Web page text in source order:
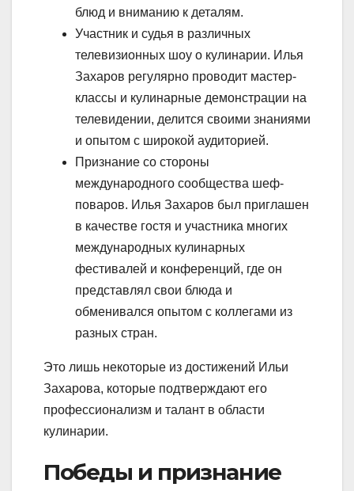
блюд и вниманию к деталям.
Участник и судья в различных
телевизионных шоу о кулинарии. Илья
Захаров регулярно проводит мастер-
классы и кулинарные демонстрации на
телевидении, делится своими знаниями
и опытом с широкой аудиторией.
Признание со стороны
международного сообщества шеф-
поваров. Илья Захаров был приглашен
в качестве гостя и участника многих
международных кулинарных
фестивалей и конференций, где он
представлял свои блюда и
обменивался опытом с коллегами из
разных стран.
Это лишь некоторые из достижений Ильи
Захарова, которые подтверждают его
профессионализм и талант в области
кулинарии.
Победы и признание